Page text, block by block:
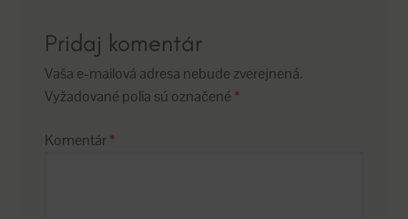
Pridaj komentár
Vaša e-mailová adresa nebude zverejnená.
Vyžadované polia sú označené *
Komentár*